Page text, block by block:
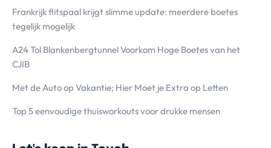
Frankrijk flitspaal krijgt slimme update: meerdere boetes
tegelijk mogelijk
A24 Tol Blankenbergtunnel Voorkom Hoge Boetes van het
CJIB
Met de Auto op Vakantie; Hier Moet je Extra op Letten
Top 5 eenvoudige thuisworkouts voor drukke mensen